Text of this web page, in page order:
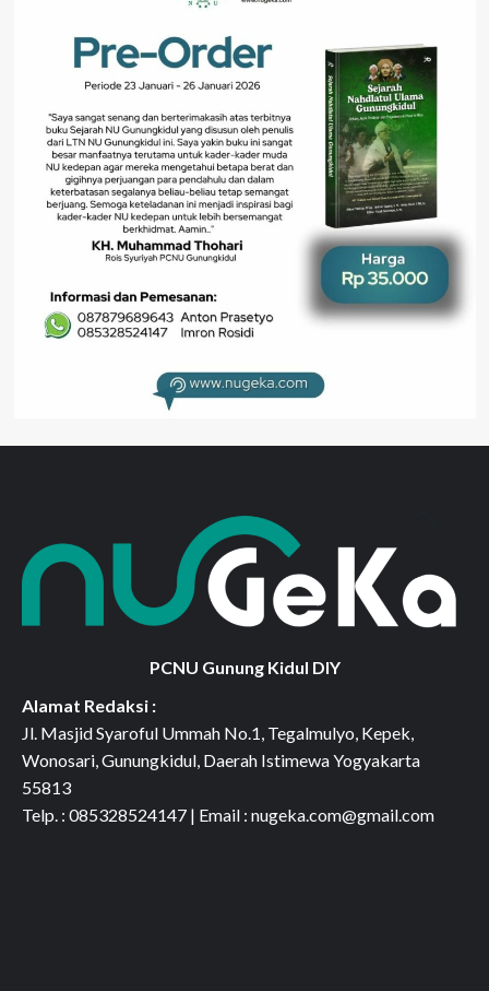
PCNU Gunung Kidul DIY
Alamat Redaksi :
Jl. Masjid Syaroful Ummah No.1, Tegalmulyo, Kepek,
Wonosari, Gunungkidul, Daerah Istimewa Yogyakarta
55813
Telp. : 085328524147 | Email : nugeka.com@gmail.com